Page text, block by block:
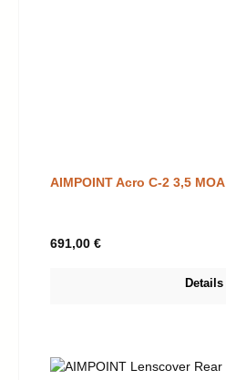
AIMPOINT Acro C-2 3,5 MOA
Regulärer Preis:
691,00 €
Details